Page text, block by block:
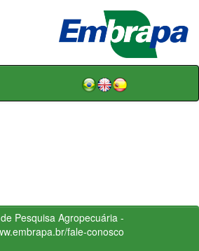
Pesquisa Agropecuária -
fale-conosco